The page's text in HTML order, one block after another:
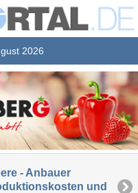
2026
- Anbauer
und